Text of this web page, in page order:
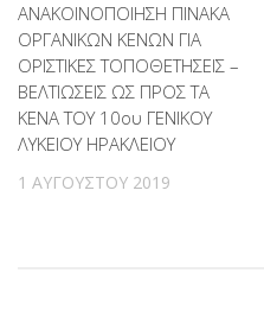
ΑΝΑΚΟΙΝΟΠΟΙΗΣΗ ΠΙΝΑΚΑ
ΟΡΓΑΝΙΚΩΝ ΚΕΝΩΝ ΓΙΑ
ΟΡΙΣΤΙΚΕΣ ΤΟΠΟΘΕΤΗΣΕΙΣ –
ΒΕΛΤΙΩΣΕΙΣ ΩΣ ΠΡΟΣ ΤΑ
ΚΕΝΑ ΤΟΥ 10ου ΓΕΝΙΚΟΥ
ΛΥΚΕΙΟΥ ΗΡΑΚΛΕΙΟΥ
1 ΑΥΓΟΎΣΤΟΥ 2019